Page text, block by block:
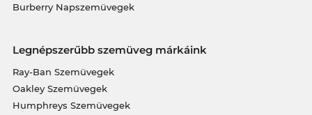
Burberry Napszemüvegek
Legnépszerűbb szemüveg márkáink
Ray-Ban Szemüvegek
Oakley Szemüvegek
Humphreys Szemüvegek